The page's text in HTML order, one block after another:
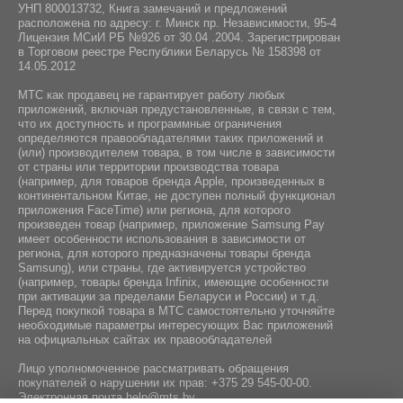
Инструкция / Дата кабель / Адаптер питания
Стандарт Bluetooth:
5.1
Интерфейс подключения:
USB Type-C
NFC:
Нeт
Навигация:
GPS / ГЛОНАСС / BeiDou / Galileo
Да
УНП 800013732, Книга замечаний и предложений
расположена по адресу: г. Минск пр. Независимости, 95-4
Лицензия МСиИ РБ №926 от 30.04 .2004. Зарегистрирован
в Торговом реестре Республики Беларусь № 158398 от
14.05.2012
МТС как продавец не гарантирует работу любых
приложений, включая предустановленные, в связи с тем,
что их доступность и программные ограничения
определяются правообладателями таких приложений и
(или) производителем товара, в том числе в зависимости
от страны или территории производства товара
(например, для товаров бренда Apple, произведенных в
континентальном Китае, не доступен полный функционал
приложения FaceTime) или региона, для которого
произведен товар (например, приложение Samsung Pay
имеет особенности использования в зависимости от
региона, для которого предназначены товары бренда
Samsung), или страны, где активируется устройство
(например, товары бренда Infiniх, имеющие особенности
при активации за пределами Беларуси и России) и т.д.
Перед покупкой товара в МТС самостоятельно уточняйте
необходимые параметры интересующих Вас приложений
на официальных сайтах их правообладателей
Лицо уполномоченное рассматривать обращения
покупателей о нарушении их прав: +375 29 545-00-00.
Электронная почтаhelp@mts.by